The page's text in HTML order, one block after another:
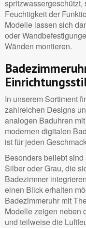
spritzwassergeschützt,
Feuchtigkeit der
Modelle lassen sich
oder
Wänden montieren.
In unserem Sortiment
zahlreichen Designs
analogen Baduhren
modernen digitalen
ist für jeden
Besonders beliebt
Silber oder Grau, die
Badezimmer
einen Blick erhalten
Badezimmeruhr mit
Modelle zeigen neben
und teilweise die